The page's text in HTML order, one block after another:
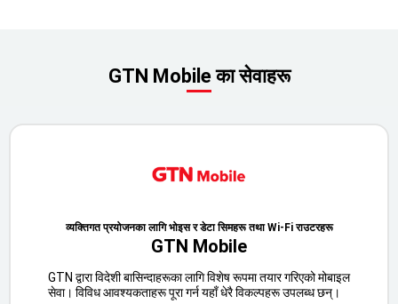
GTN Mobile का सेवाहरू
व्यक्तिगत प्रयोजनका लागि भोइस र डेटा सिमहरू तथा Wi-Fi राउटरहरू
GTN Mobile
GTN द्वारा विदेशी बासिन्दाहरूका लागि विशेष रूपमा तयार गरिएको मोबाइल
सेवा। विविध आवश्यकताहरू पूरा गर्न यहाँ धेरै विकल्पहरू उपलब्ध छन्।